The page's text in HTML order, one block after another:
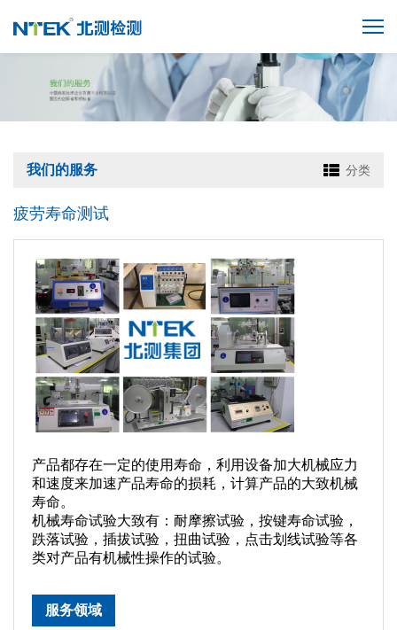
我们的服务 分类
疲劳寿命测试
产品都存在一定的使用寿命，利用设备加大机械应力
和速度来加速产品寿命的损耗，计算产品的大致机械
寿命。
机械寿命试验大致有：耐摩擦试验，按键寿命试验，
跌落试验，插拔试验，扭曲试验，点击划线试验等各
类对产品有机械性操作的试验。
服务领域